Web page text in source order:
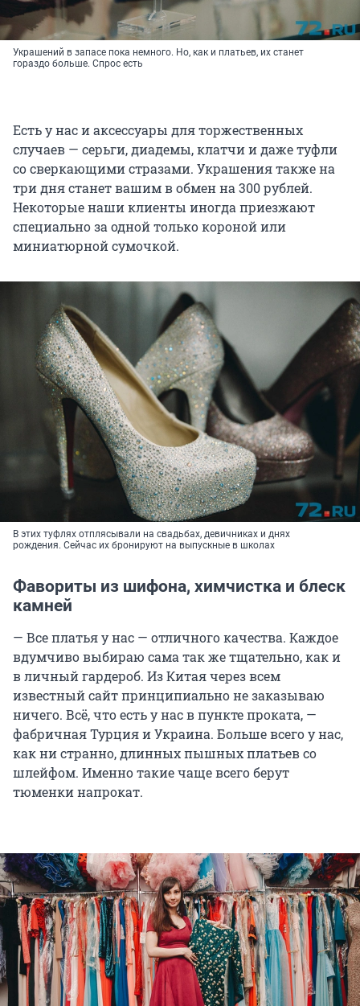
Украшений в запасе пока немного. Но, как и платьев, их станет
гораздо больше. Спрос есть
Есть у нас и аксессуары для торжественных
случаев — серьги, диадемы, клатчи и даже туфли
со сверкающими стразами. Украшения также на
три дня станет вашим в обмен на 300 рублей.
Некоторые наши клиенты иногда приезжают
специально за одной только короной или
миниатюрной сумочкой.
В этих туфлях отплясывали на свадьбах, девичниках и днях
рождения. Сейчас их бронируют на выпускные в школах
Фавориты из шифона, химчистка и блеск
камней
— Все платья у нас — отличного качества. Каждое
вдумчиво выбираю сама так же тщательно, как и
в личный гардероб. Из Китая через всем
известный сайт принципиально не заказываю
ничего. Всё, что есть у нас в пункте проката, —
фабричная Турция и Украина. Больше всего у нас,
как ни странно, длинных пышных платьев со
шлейфом. Именно такие чаще всего берут
тюменки напрокат.